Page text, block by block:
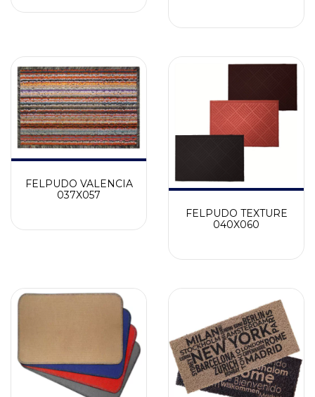
FELPUDO VALENCIA
037X057
FELPUDO TEXTURE
040X060